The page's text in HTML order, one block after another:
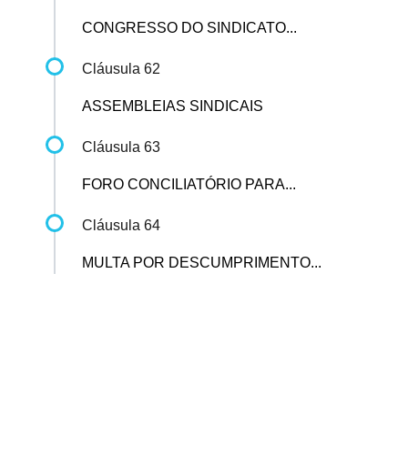
CONGRESSO DO SINDICATO...
Cláusula 62
ASSEMBLEIAS SINDICAIS
Cláusula 63
FORO CONCILIATÓRIO PARA...
Cláusula 64
MULTA POR DESCUMPRIMENTO...